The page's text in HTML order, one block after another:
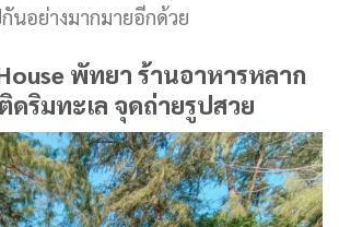
นอย่างมากมายอีกด้วย
พัทยา ร้านอาหารหลาก
ดริมทะเล จุดถ่ายรูปสวย